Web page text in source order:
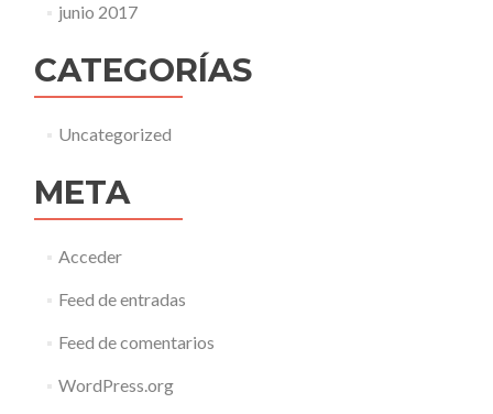
junio 2017
CATEGORÍAS
Uncategorized
META
Acceder
Feed de entradas
Feed de comentarios
WordPress.org